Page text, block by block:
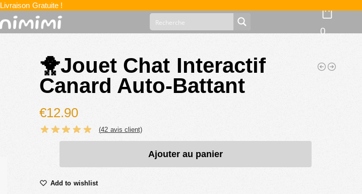
Livraison Gratuite !
0
🐥Jouet Chat Interactif
Canard Auto-Battant
€12.90
(42 avis client)
Ajouter au panier
Add to wishlist